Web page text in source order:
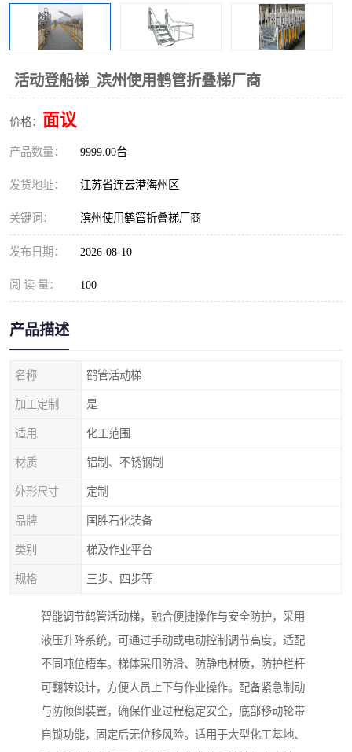
活动登船梯_滨州使用鹤管折叠梯厂商
价格： 面议
产品数量： 9999.00台
发货地址： 江苏省连云港海州区
关键词： 滨州使用鹤管折叠梯厂商
发布日期： 2026-08-10
阅 读 量： 100
产品描述
名称 鹤管活动梯
加工定制 是
适用 化工范围
材质 铝制、不锈钢制
外形尺寸 定制
品牌 国胜石化装备
类别 梯及作业平台
规格 三步、四步等
智能调节鹤管活动梯，融合便捷操作与安全防护，采用
液压升降系统，可通过手动或电动控制调节高度，适配
不同吨位槽车。梯体采用防滑、防静电材质，防护栏杆
可翻转设计，方便人员上下与作业操作。配备紧急制动
与防倾倒装置，确保作业过程稳定安全，底部移动轮带
自锁功能，固定后无位移风险。适用于大型化工基地、